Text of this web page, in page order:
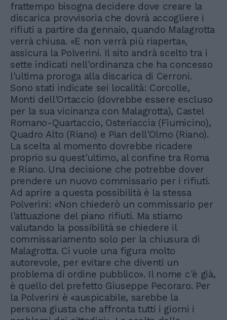
frattempo bisogna decidere dove creare la
discarica provvisoria che dovrà accogliere i
rifiuti a partire da gennaio, quando Malagrotta
verrà chiusa. «E non verrà più riaperta»,
assicura la Polverini. Il sito andrà scelto tra i
sette indicati nell'ordinanza che ha concesso
l'ultima proroga alla discarica di Cerroni.
Sono stati indicate sei località: Corcolle,
Monti dell'Ortaccio (dovrebbe essere escluso
per la sua vicinanza con Malagrotta), Castel
Romano-Quartaccio, Osteriaccia (Fiumicino),
Quadro Alto (Riano) e Pian dell'Olmo (Riano).
La scelta al momento dovrebbe ricadere
proprio su quest'ultimo, al confine tra Roma
e Riano. Una decisione che potrebbe dover
prendere un nuovo commissario per i rifiuti.
Ad aprire a questa possibilità è la stessa
Polverini: «Non chiederò un commissario per
l'attuazione del piano rifiuti. Ma stiamo
valutando la possibilità se chiedere il
commissariamento solo per la chiusura di
Malagrotta. Ci vuole una figura molto
autorevole, per evitare che diventi un
problema di ordine pubblico». Il nome c'è già,
è quello del prefetto Giuseppe Pecoraro. Per
la Polverini è «auspicabile, sarebbe la
persona giusta che affronta tutti i giorni i